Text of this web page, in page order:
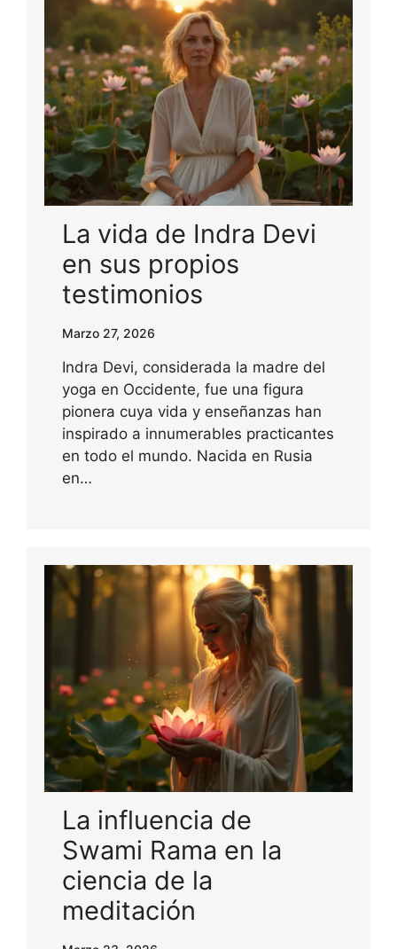
La vida de Indra Devi
en sus propios
testimonios
Marzo 27, 2026
Indra Devi, considerada la madre del
yoga en Occidente, fue una figura
pionera cuya vida y enseñanzas han
inspirado a innumerables practicantes
en todo el mundo. Nacida en Rusia
en…
La influencia de
Swami Rama en la
ciencia de la
meditación